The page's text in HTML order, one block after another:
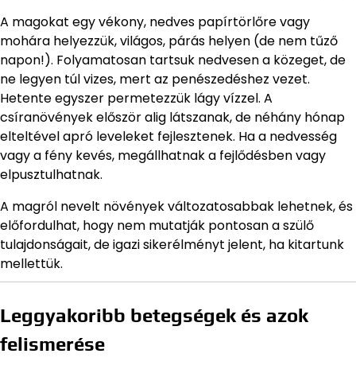
A magokat egy vékony, nedves papírtörlőre vagy
mohára helyezzük, világos, párás helyen (de nem tűző
napon!). Folyamatosan tartsuk nedvesen a közeget, de
ne legyen túl vizes, mert az penészedéshez vezet.
Hetente egyszer permetezzük lágy vízzel. A
csíranövények először alig látszanak, de néhány hónap
elteltével apró leveleket fejlesztenek. Ha a nedvesség
vagy a fény kevés, megállhatnak a fejlődésben vagy
elpusztulhatnak.
A magról nevelt növények változatosabbak lehetnek, és
előfordulhat, hogy nem mutatják pontosan a szülő
tulajdonságait, de igazi sikerélményt jelent, ha kitartunk
mellettük.
Leggyakoribb betegségek és azok
felismerése